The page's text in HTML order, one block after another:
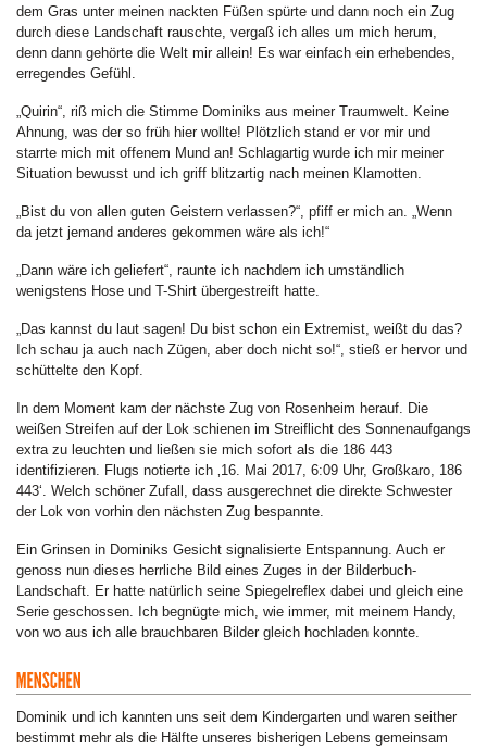
dem Gras unter meinen nackten Füßen spürte und dann noch ein Zug
durch diese Landschaft rauschte, vergaß ich alles um mich herum,
denn dann gehörte die Welt mir allein! Es war einfach ein erhebendes,
erregendes Gefühl.
„Quirin“, riß mich die Stimme Dominiks aus meiner Traumwelt. Keine
Ahnung, was der so früh hier wollte! Plötzlich stand er vor mir und
starrte mich mit offenem Mund an! Schlagartig wurde ich mir meiner
Situation bewusst und ich griff blitzartig nach meinen Klamotten.
„Bist du von allen guten Geistern verlassen?“, pfiff er mich an. „Wenn
da jetzt jemand anderes gekommen wäre als ich!“
„Dann wäre ich geliefert“, raunte ich nachdem ich umständlich
wenigstens Hose und T-Shirt übergestreift hatte.
„Das kannst du laut sagen! Du bist schon ein Extremist, weißt du das?
Ich schau ja auch nach Zügen, aber doch nicht so!“, stieß er hervor und
schüttelte den Kopf.
In dem Moment kam der nächste Zug von Rosenheim herauf. Die
weißen Streifen auf der Lok schienen im Streiflicht des Sonnenaufgangs
extra zu leuchten und ließen sie mich sofort als die 186 443
identifizieren. Flugs notierte ich ‚16. Mai 2017, 6:09 Uhr, Großkaro, 186
443‘. Welch schöner Zufall, dass ausgerechnet die direkte Schwester
der Lok von vorhin den nächsten Zug bespannte.
Ein Grinsen in Dominiks Gesicht signalisierte Entspannung. Auch er
genoss nun dieses herrliche Bild eines Zuges in der Bilderbuch-
Landschaft. Er hatte natürlich seine Spiegelreflex dabei und gleich eine
Serie geschossen. Ich begnügte mich, wie immer, mit meinem Handy,
von wo aus ich alle brauchbaren Bilder gleich hochladen konnte.
Dominik und ich kannten uns seit dem Kindergarten und waren seither
bestimmt mehr als die Hälfte unseres bisherigen Lebens gemeinsam